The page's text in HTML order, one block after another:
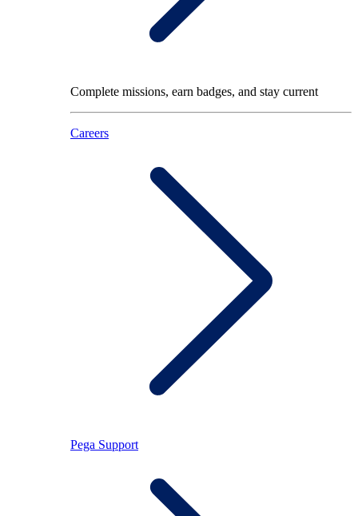
Complete missions, earn badges, and stay current
Careers
Pega Support